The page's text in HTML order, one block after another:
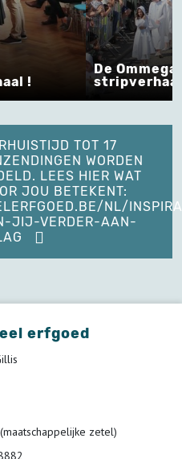
Hegge in een
TOT 17
WORDEN
LEES HIER WAT
JOU BETEKENT:
NL/
JIJ-VERDER-AAN-
erfgoed
zetel)